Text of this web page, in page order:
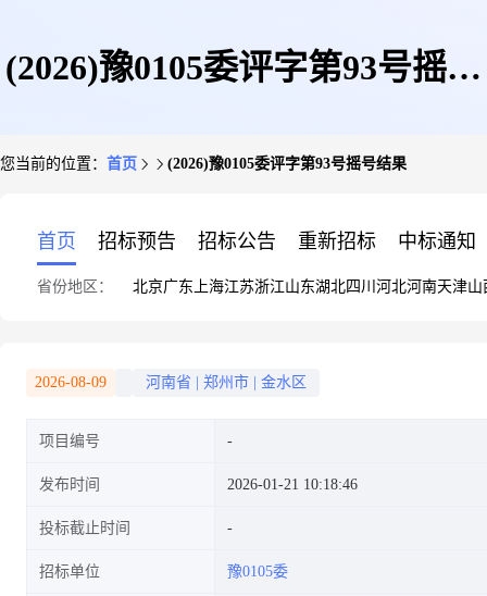
(2026)豫0105委评字第93号摇号
您当前的位置： 首页 (2026)豫0105委评字第93号摇号结果
首页 招标预告 招标公告 重新招标 中标通知
省份地区： 北京广东 上海江苏浙江山东湖北四川 河北河南天津山
2026-08-09 河南省 郑州市 金水区
项目编号
发布时间 2026-01-21 10:18:46
投标截止时间
招标单位 豫0105委